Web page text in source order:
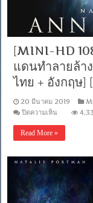
[MINI-HD
แดนทำลายล้า
ไทย + อังกฤษ]
20 มีนาคม 2019
ปิดความเห็น
1080P]
(2018)
แดน
ล้าง
[เสียง
Read More »